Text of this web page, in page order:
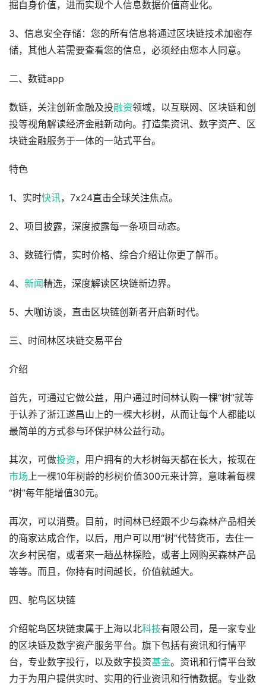
掘自身价值，进而实现个人信息数据价值商业化。
3、信息安全存储：您的所有信息将通过区块链技术加密存
储，其他人若需要查看您的信息，必须经由您本人同意。
二、数链app
数链，关注创新金融及投融资领域，以互联网、区块链和创
投等视角解读经济金融新动向。打造集资讯、数字资产、区
块链金融服务于一体的一站式平台。
特色
1、实时快讯，7x24直击全球关注焦点。
2、项目披露，深度披露每一条项目动态。
3、数链行情，实时价格、综合介绍让你更了解币。
4、 新闻精选，深度解读区块链新边界。
5、大咖访谈，直击区块链创新者开启新时代。
三、时间林区块链交易平台
介绍
首先，可通过它做公益，用户通过时间林认购一棵“树”就等
于认养了浙江遂昌山上的一棵大杉树，从而让每个人都能以
最简单的方式参与环保护林公益行动。
其次，可做投资，用户拥有的大杉树每天都在长大，按现在
市场 上一棵10年树龄的杉树价值300元来计算，意味着每棵
“树”每年能增值30元。
再次，可以消费。目前，时间林已经跟不少与森林产品相关
的商家达成合作，以后，用户可以用“树”代替货币，去住一
次乡村民宿，或者来一趟丛林探险，或者上网购买森林产品
等等。而且，你持有时间越长，价值就越大。
四、鸵鸟区块链
介绍鸵鸟区块链隶属于上海以北科技有限公司，是一家专业
的区块链及数字资产服务平台。旗下包括有资讯和行情平
台，专业数字投行，以及数字投资基金。资讯和行情平台致
力于为用户提供实时、实用的行业资讯和行情数据。专业数